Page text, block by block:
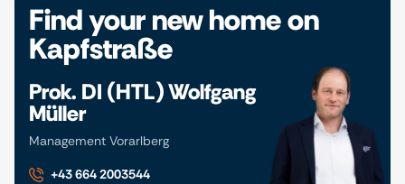
Find your new home on
Kapfstraße
Prok. DI (HTL) Wolfgang
Müller
Management Vorarlberg
+43 664 2003544